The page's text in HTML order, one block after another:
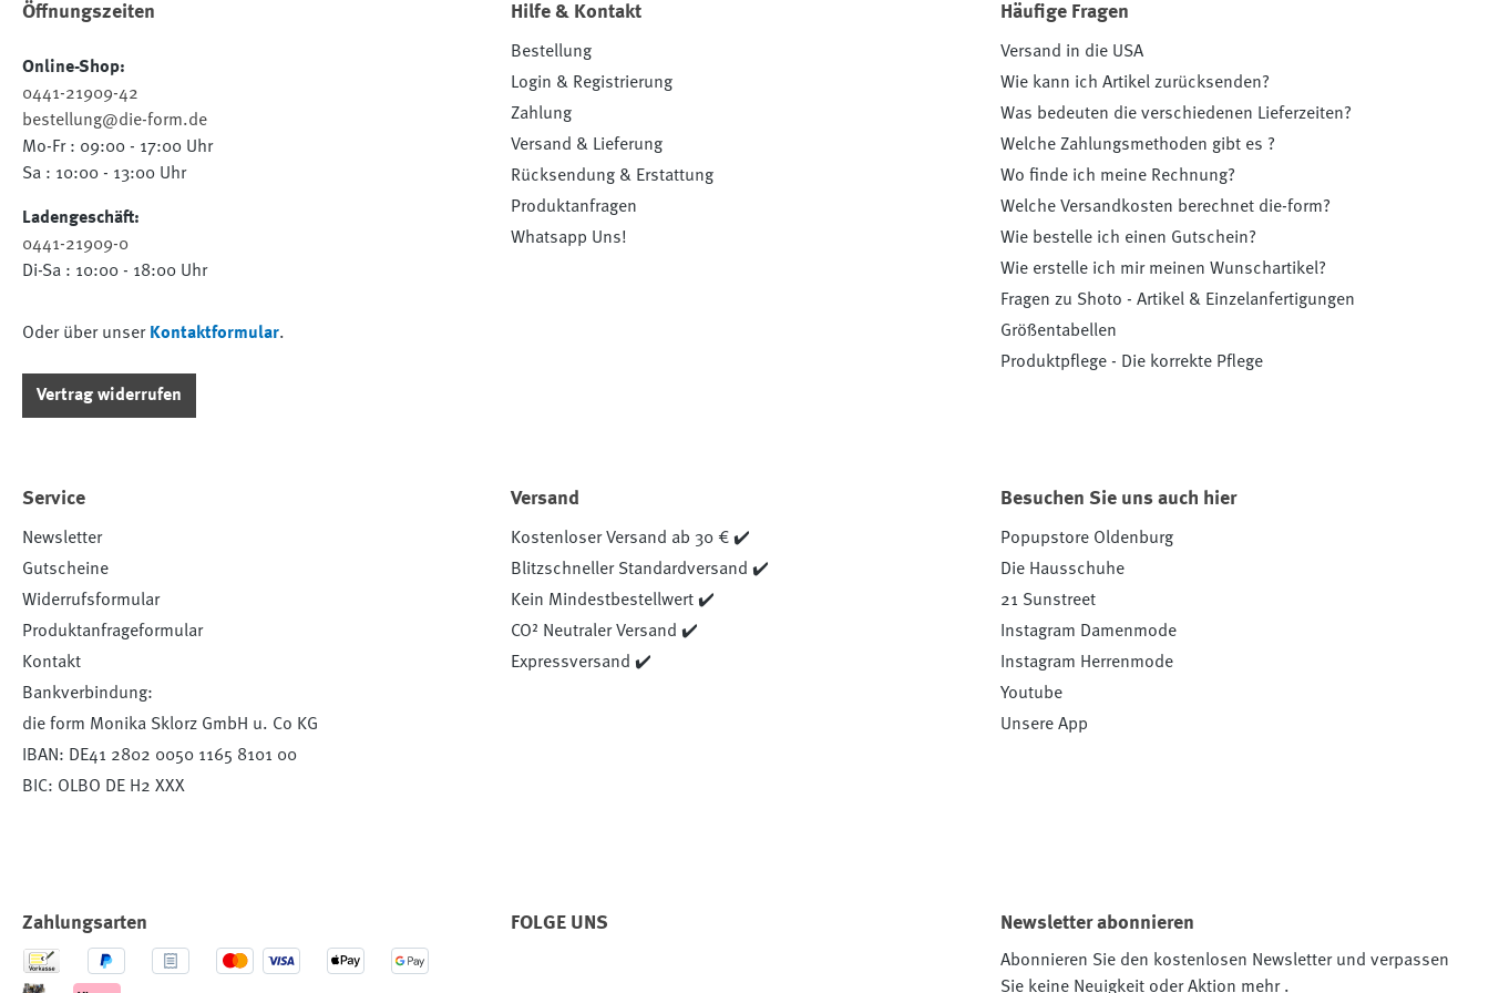
Öffnungszeiten
Online-Shop:
0441-21909-42
bestellung@die-form.de
Mo-Fr : 09:00 - 17:00 Uhr
Sa : 10:00 - 13:00 Uhr
Ladengeschäft:
0441-21909-0
Di-Sa : 10:00 - 18:00 Uhr
Oder über unser Kontaktformular.
Vertrag widerrufen
Hilfe & Kontakt
Bestellung
Login & Registrierung
Zahlung
Versand & Lieferung
Rücksendung & Erstattung
Produktanfragen
Whatsapp Uns!
Häufige Fragen
Versand in die USA
Wie kann ich Artikel zurücksenden?
Was bedeuten die verschiedenen Lieferzeiten?
Welche Zahlungsmethoden gibt es ?
Wo finde ich meine Rechnung?
Welche Versandkosten berechnet die-form?
Wie bestelle ich einen Gutschein?
Wie erstelle ich mir meinen Wunschartikel?
Fragen zu Shoto - Artikel & Einzelanfertigungen
Größentabellen
Produktpflege - Die korrekte Pflege
Service
Newsletter
Gutscheine
Widerrufsformular
Produktanfrageformular
Kontakt
Bankverbindung:
die form Monika Sklorz GmbH u. Co KG
IBAN: DE41 2802 0050 1165 8101 00
BIC: OLBO DE H2 XXX
Versand
Kostenloser Versand ab 30 € ✔️
Blitzschneller Standardversand ✔️
Kein Mindestbestellwert ✔️
CO² Neutraler Versand ✔️
Expressversand ✔️
Besuchen Sie uns auch hier
Popupstore Oldenburg
Die Hausschuhe
21 Sunstreet
Instagram Damenmode
Instagram Herrenmode
Youtube
Unsere App
Zahlungsarten FOLGE UNS Newsletter abonnieren
Abonnieren Sie den kostenlosen Newsletter und verpassen
Sie keine Neuigkeit oder Aktion mehr .